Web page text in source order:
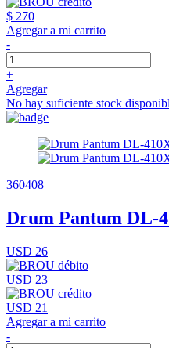
$ 270
Agregar a mi carrito
-
+
Agregar
No hay suficiente stock
360408
Drum Pantum DL-
USD 26
USD 23
USD 21
Agregar a mi carrito
-